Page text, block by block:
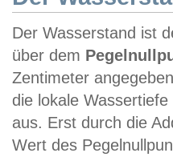
Der Wasserstand ist
über dem
Zentimeter
die lokale
aus. Erst durch die
Wert des